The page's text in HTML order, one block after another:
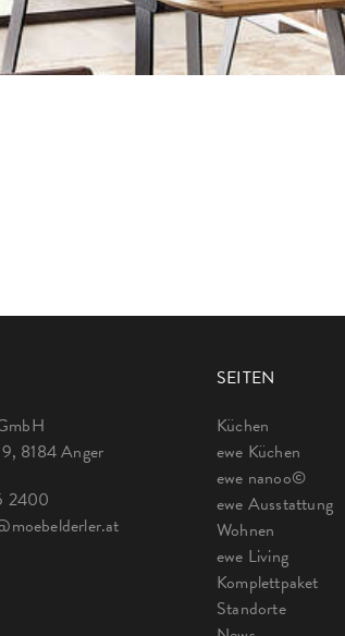
8184 Anger
2400
SEITEN
Küchen
ewe Küchen
ewe nanoo©
ewe Ausstattung
Wohnen
ewe Living
Komplettpaket
Standorte